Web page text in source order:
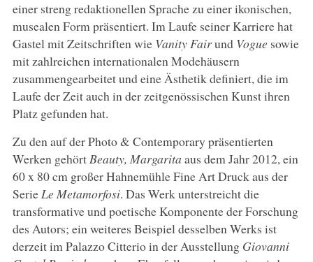
einer streng redaktionellen Sprache zu einer ikonischen,
musealen Form präsentiert. Im Laufe seiner Karriere hat
Gastel mit Zeitschriften wie VanityFairund Voguesowie
mit zahlreichen internationalen Modehäusern
zusammengearbeitet und eine Ästhetik definiert, die im
Laufe der Zeit auch in der zeitgenössischen Kunst ihren
Platz gefunden hat.
Zu den auf der Photo & Contemporary präsentierten
Werken gehörtBeauty, Margarita aus dem Jahr 2012, ein
60 x 80 cm großer Hahnemühle Fine Art Druck aus der
SerieLe Metamorfosi. Das Werk unterstreicht die
transformative und poetische Komponente der Forschung
des Autors; ein weiteres Beispiel desselben Werks ist
derzeit im Palazzo Citterio in der Ausstellung Giovanni